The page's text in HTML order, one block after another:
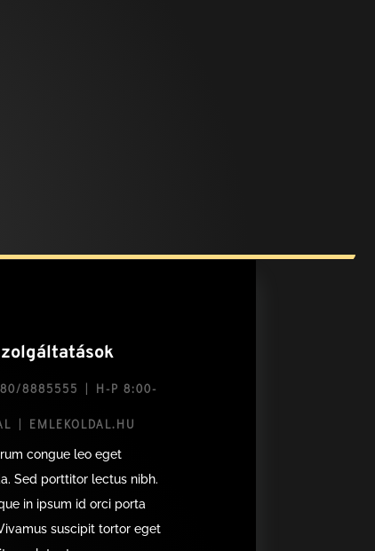
8885555 | H-P 8:00-
| EMLEKOLDAL.HU
congue leo eget
Sed porttitor lectus nibh.
in ipsum id orci porta
suscipit tortor eget